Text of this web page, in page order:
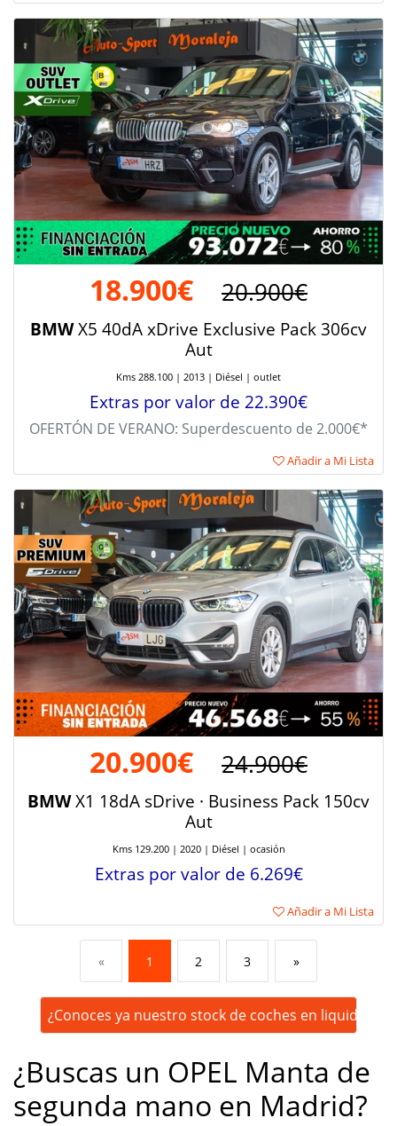
18.900€ 20.900€
BMWX5 40dA xDrive Exclusive Pack 306cv
Aut
Kms 288.100 | 2013 | Diésel | outlet
Extras por valor de 22.390€
OFERTÓN DE VERANO: Superdescuento de 2.000€*
Añadir a Mi Lista
20.900€ 24.900€
BMWX1 18dA sDrive · Business Pack 150cv
Aut
Kms 129.200 | 2020 | Diésel | ocasión
Extras por valor de 6.269€
Añadir a Mi Lista
« 1 2 3 »
¿Conoces ya nuestro stock de coches en
¿Buscas un OPEL Manta de
segunda mano en Madrid?